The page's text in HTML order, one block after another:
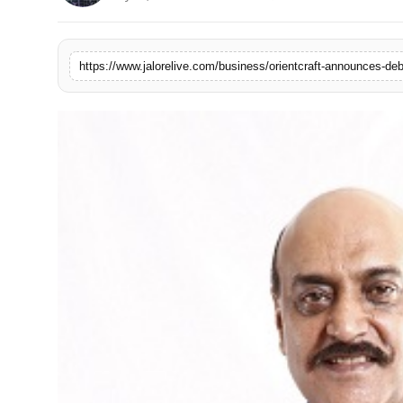
https://www.jalorelive.com/business/orientcraft-announces-